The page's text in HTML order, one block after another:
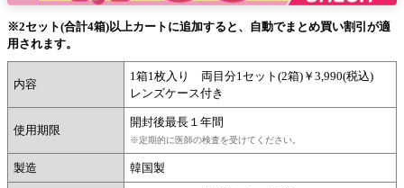
※2セット(合計4箱)以上カートに追加すると、自動でまとめ買い割引が適
用されます。
内容
1箱1枚入り 両目分1セット(2箱)￥3,990(税込)
レンズケース付き
使用期限
開封後最長１年間
※定期的に医師の検査を受けてください。
製造 韓国製